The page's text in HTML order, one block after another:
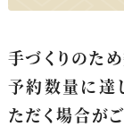
手づくりのた
予約数量に達
ただく場合が